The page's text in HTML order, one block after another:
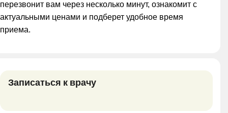
перезвонит вам через несколько минут, ознакомит с
актуальными ценами и подберет удобное время
приема.
Записаться к врачу